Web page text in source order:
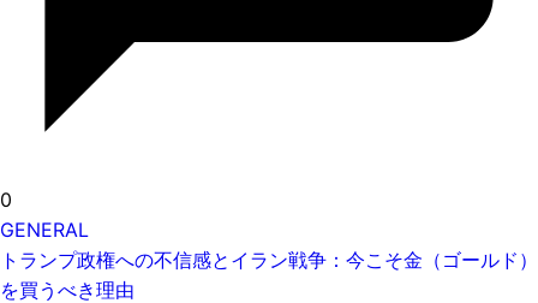
0
GENERAL
トランプ政権への不信感とイラン戦争：今こそ金（ゴールド）
を買うべき理由